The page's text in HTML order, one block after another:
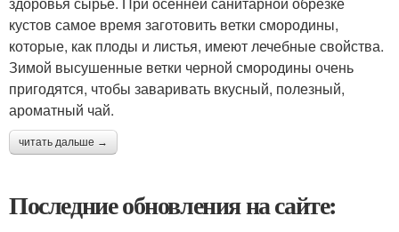
кустов самое время заготовить ветки смородины,
которые, как плоды и листья, имеют лечебные свойства.
Зимой высушенные ветки черной смородины очень
пригодятся, чтобы заваривать вкусный, полезный,
ароматный чай.
читать дальше →
Последние обновления на сайте: